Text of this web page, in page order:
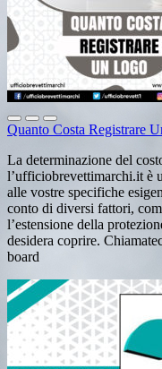
Quanto Costa Registrare
La determinazione del
l’ufficiobrevettimarchi.it è
alle vostre specifiche
conto di diversi fattori,
l’estensione della
desidera coprire.
board